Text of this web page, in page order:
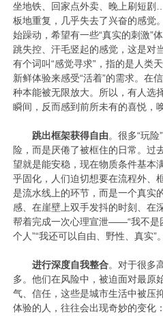
坐地铁、回家点外卖、晚上刷短
板地重复，几乎失去了兴奋的感觉
始躁动，希望有一些“真实的刺激”
跳失控、汗毛竖起的感觉，这是对
有个词叫“感觉寻求”，指的是人类
新鲜体验来感受“活着”的需求。在
种本能被无限放大。所以，有人选
瞬间，反而感到前所未有的喜悦，
跳出框架获得自由。很多“玩
险，而是厌倦了被框住的日常。过
望就是能安稳，现在物质条件基本
乎固化，人们迫切想要在流程外、
是流水线上的环节，而是一个真实
感、在崖壁上双手发抖的时刻、在
帮着完成一次心理宣泄——“我不是
个人”“我还可以自由、野性、真实”。
进行深度自我整合。对于很多
多。他们在风险中，被迫面对最
气、信任，这些是城市生活中被压
体验的人，往往会出现奇妙的变化